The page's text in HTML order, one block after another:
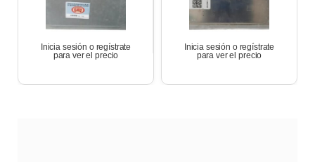
Inicia sesión o regístrate
para ver el precio
Inicia sesión o regístrate
para ver el precio